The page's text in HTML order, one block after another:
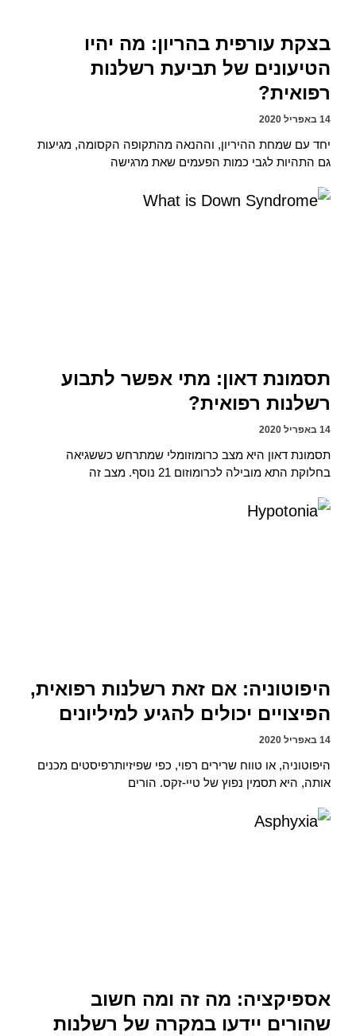
בצקת עורפית בהריון: מה יהיו
הטיעונים של תביעת רשלנות
רפואית?
14 באפריל 2020
יחד עם שמחת ההיריון, וההנאה מהתקופה הקסומה, מגיעות
גם התהיות לגבי כמות הפעמים שאת מרגישה
תסמונת דאון: מתי אפשר לתבוע
רשלנות רפואית?
14 באפריל 2020
תסמונת דאון היא מצב כרומוזומלי שמתרחש כששגיאה
בחלוקת התא מובילה לכרומוזום 21 נוסף. מצב זה
היפוטוניה: אם זאת רשלנות רפואית,
הפיצויים יכולים להגיע למיליונים
14 באפריל 2020
היפוטוניה, או טווח שרירים רפוי, כפי שפיזיותרפיסטים מכנים
אותה, היא תסמין נפוץ של טיי-זקס. הורים
אספיקציה: מה זה ומה חשוב
שהורים יידעו במקרה של רשלנות